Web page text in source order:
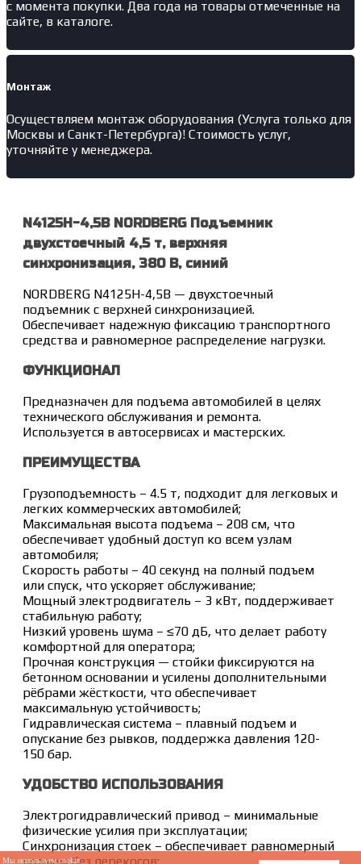
Мы используем cookie.
с момента покупки. Два года на товары отмеченные на
сайте, в каталоге.
Монтаж
Осуществляем монтаж оборудования (Услуга только для
Москвы и Санкт-Петербурга)! Стоимость услуг,
уточняйте у менеджера.
N4125H-4,5B NORDBERG Подъемник
двухстоечный 4,5 т, верхняя
синхронизация, 380 В, синий
NORDBERG N4125H-4,5B — двухстоечный
подъемник с верхней синхронизацией.
Обеспечивает надежную фиксацию транспортного
средства и равномерное распределение нагрузки.
ФУНКЦИОНАЛ
Предназначен для подъема автомобилей в целях
технического обслуживания и ремонта.
Используется в автосервисах и мастерских.
ПРЕИМУЩЕСТВА
Грузоподъемность – 4.5 т, подходит для легковых и
легких коммерческих автомобилей;
Максимальная высота подъема – 208 см, что
обеспечивает удобный доступ ко всем узлам
автомобиля;
Скорость работы – 40 секунд на полный подъем
или спуск, что ускоряет обслуживание;
Мощный электродвигатель – 3 кВт, поддерживает
стабильную работу;
Низкий уровень шума – ≤70 дБ, что делает работу
комфортной для оператора;
Прочная конструкция — стойки фиксируются на
бетонном основании и усилены дополнительными
рёбрами жёсткости, что обеспечивает
максимальную устойчивость;
Гидравлическая система – плавный подъем и
опускание без рывков, поддержка давления 120-
150 бар.
УДОБСТВО ИСПОЛЬЗОВАНИЯ
Электрогидравлический привод – минимальные
физические усилия при эксплуатации;
Синхронизация стоек – обеспечивает равномерный